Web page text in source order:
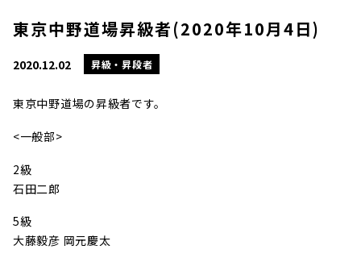
東京中野道場昇級者(2020年10月4日)
2020.12.02 昇級・昇段者
東京中野道場の昇級者です。
<一般部>
2級
石田二郎
5級
大藤毅彦 岡元慶太